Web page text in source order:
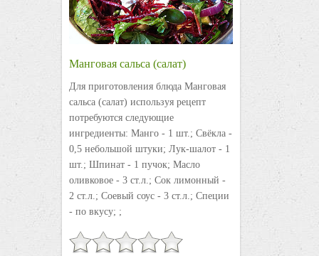
Манговая сальса (салат)
Для приготовления блюда Манговая
сальса (салат) используя рецепт
потребуются следующие
ингредиенты: Манго - 1 шт.; Свёкла -
0,5 небольшой штуки; Лук-шалот - 1
шт.; Шпинат - 1 пучок; Масло
оливковое - 3 ст.л.; Сок лимонный -
2 ст.л.; Соевый соус - 3 ст.л.; Специи
- по вкусу; ;